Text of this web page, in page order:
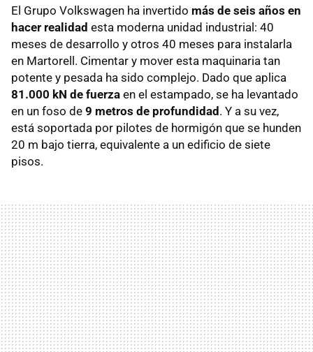
El Grupo Volkswagen ha invertido más de seis años en
hacer realidad esta moderna unidad industrial: 40
meses de desarrollo y otros 40 meses para instalarla
en Martorell. Cimentar y mover esta maquinaria tan
potente y pesada ha sido complejo. Dado que aplica
81.000 kN de fuerza en el estampado, se ha levantado
en un foso de 9 metros de profundidad . Y a su vez,
está soportada por pilotes de hormigón que se hunden
20 m bajo tierra, equivalente a un edificio de siete
pisos.